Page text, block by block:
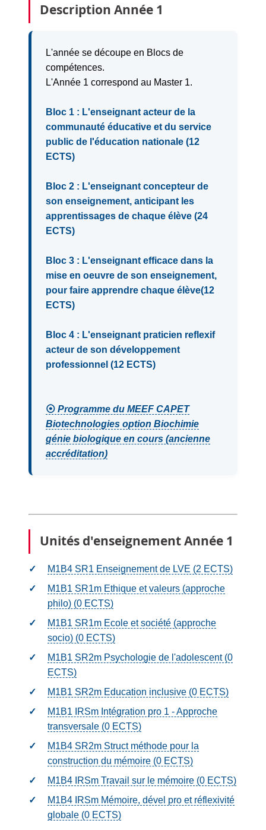
Description Année 1
L'année se découpe en Blocs de
compétences.
L'Année 1 correspond au Master 1.
Bloc 1 : L'enseignant acteur de la
communauté éducative et du service
public de l'éducation nationale (12
ECTS)
Bloc 2 : L'enseignant concepteur de
son enseignement, anticipant les
apprentissages de chaque élève (24
ECTS)
Bloc 3 : L'enseignant efficace dans la
mise en oeuvre de son enseignement,
pour faire apprendre chaque élève(12
ECTS)
Bloc 4 : L'enseignant praticien reflexif
acteur de son développement
professionnel (12 ECTS)
⦿ Programme du MEEF CAPET
Biotechnologies option Biochimie
génie biologique en cours (ancienne
accréditation)
Unités d'enseignement Année 1
M1B4 SR1 Enseignement de LVE (2 ECTS)
M1B1 SR1m Ethique et valeurs (approche
philo) (0 ECTS)
M1B1 SR1m Ecole et société (approche
socio) (0 ECTS)
M1B1 SR2m Psychologie de l'adolescent (0
ECTS)
M1B1 SR2m Education inclusive (0 ECTS)
M1B1 IRSm Intégration pro 1 - Approche
transversale (0 ECTS)
M1B4 SR2m Struct méthode pour la
construction du mémoire (0 ECTS)
M1B4 IRSm Travail sur le mémoire (0 ECTS)
M1B4 IRSm Mémoire, dével pro et réflexivité
globale (0 ECTS)